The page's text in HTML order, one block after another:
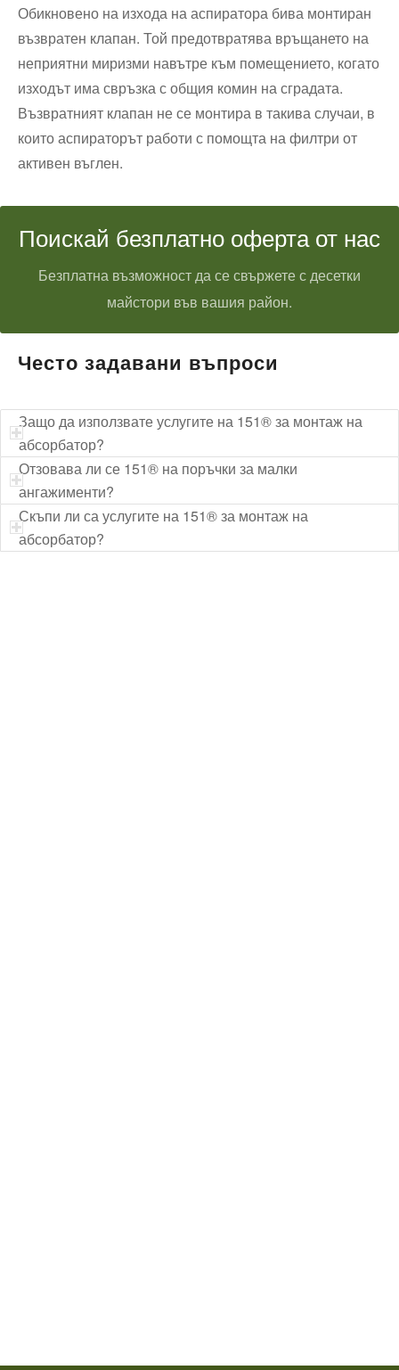
Обикновено на изхода на аспиратора бива монтиран
възвратен клапан. Той предотвратява връщането на
неприятни миризми навътре към помещението, когато
изходът има свръзка с общия комин на сградата.
Възвратният клапан не се монтира в такива случаи, в
които аспираторът работи с помощта на филтри от
активен въглен.
Поискай безплатно оферта от нас
Безплатна възможност да се свържете с десетки
майстори във вашия район.
Често задавани въпроси
Защо да използвате услугите на 151® за монтаж на
абсорбатор?
Отзовава ли се 151® на поръчки за малки
ангажименти?
Скъпи ли са услугите на 151® за монтаж на
абсорбатор?